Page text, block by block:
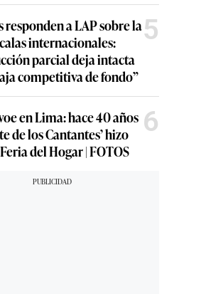
responden a LAP sobre la
internacionales:
parcial deja intacta
competitiva de fondo”
5
en Lima: hace 40 años
de los Cantantes’ hizo
del Hogar | FOTOS
6